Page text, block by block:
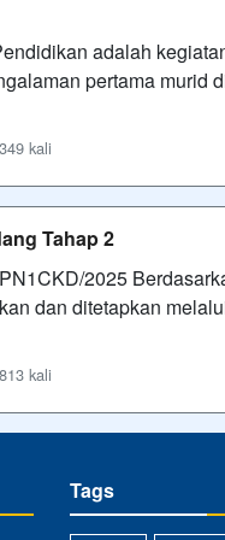
adalah
pertama murid
kali
Tahap 2
2025
dan ditetapkan
kali
Tags